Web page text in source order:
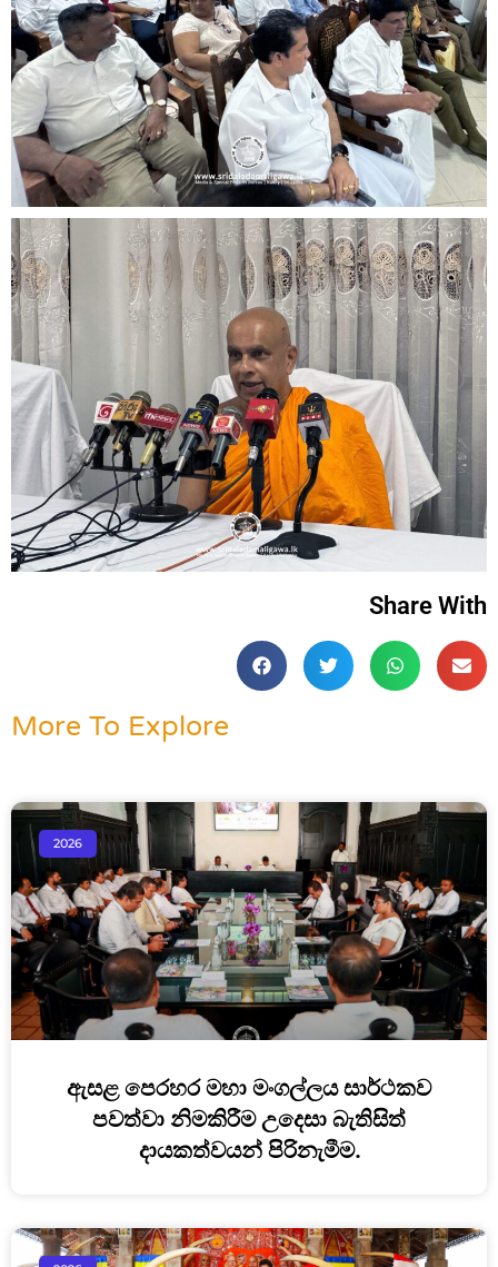
Share With
More To Explore
2026
ඇසළ පෙරහර මහා මංගල්ලය සාර්ථකව
පවත්වා නිමකිරීම උදෙසා බැතිසිත්
දායකත්වයන් පිරිනැමීම.